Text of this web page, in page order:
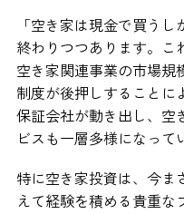
「空き家は現金で買う
終わりつつあります。こ
空き家関連事業の市場規
制度が後押しすることに
保証会社が動き出し、空
ビスも一層多様になって
特に空き家投資は、今ま
えて経験を積める貴重な